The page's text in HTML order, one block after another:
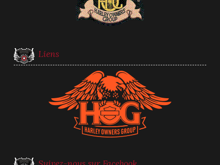
Liens